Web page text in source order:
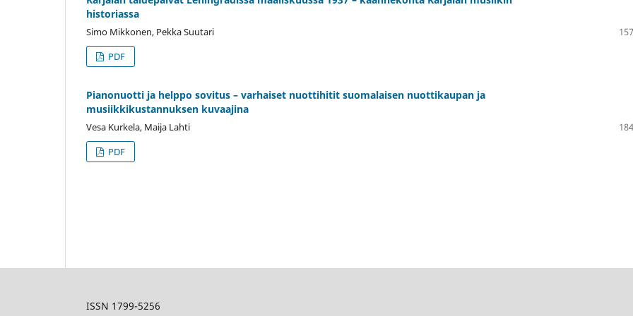
historiassa
Simo Mikkonen, Pekka Suutari
PDF
Pianonuotti ja helppo sovitus – varhaiset nuottihitit suomalaisen nuottikaupan ja
musiikkikustannuksen kuvaajina
Vesa Kurkela, Maija Lahti
PDF
ISSN 1799-5256